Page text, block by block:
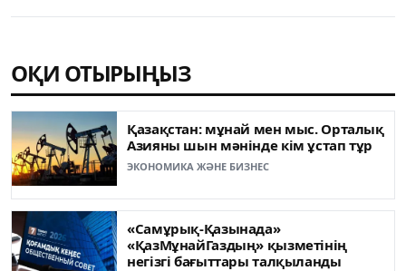
ОҚИ ОТЫРЫҢЫЗ
Қазақстан: мұнай мен мыс. Орталық
Азияны шын мәнінде кім ұстап тұр
ЭКОНОМИКА ЖӘНЕ БИЗНЕС
«Самұрық-Қазынада»
«ҚазМұнайГаздың» қызметінің
негізгі бағыттары талқыланды